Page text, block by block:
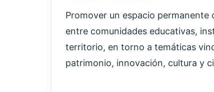
Promover un espacio
entre comunidades educativas,
territorio, en torno a temáticas
patrimonio, innovación, cultura y